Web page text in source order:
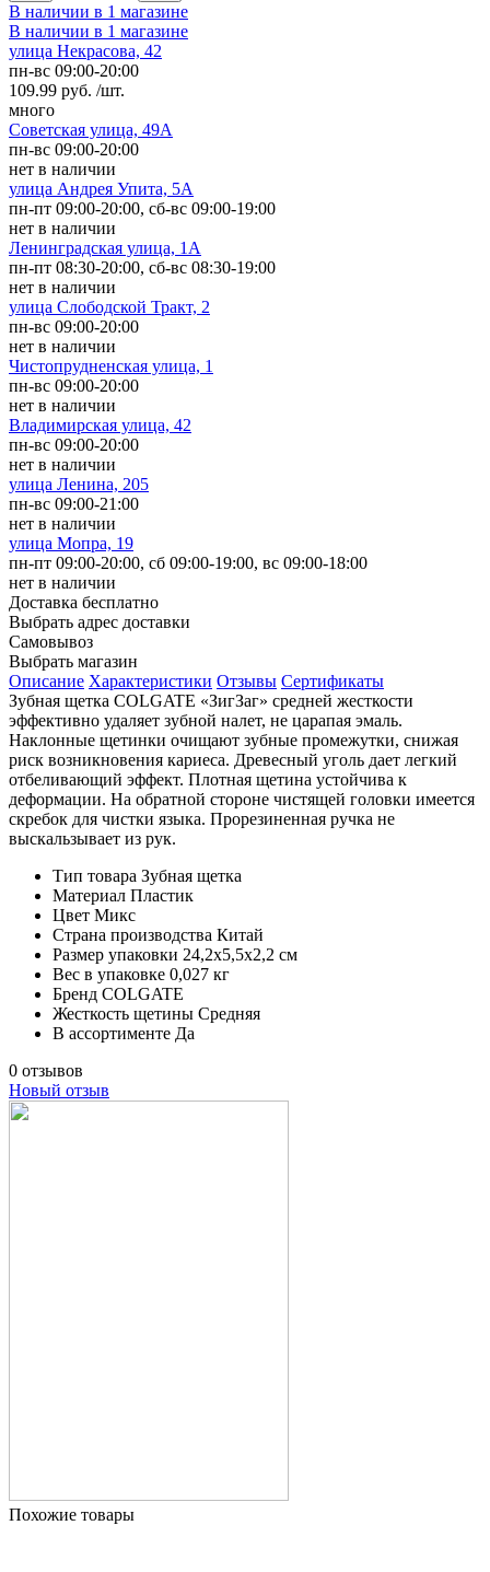
В наличии в 1 магазине
В наличии в 1 магазине
улица Некрасова, 42
пн-вс 09:00-20:00
109.99 руб. /шт.
много
Советская улица, 49А
пн-вс 09:00-20:00
нет в наличии
улица Андрея Упита, 5А
пн-пт 09:00-20:00, сб-вс 09:00-19:00
нет в наличии
Ленинградская улица, 1А
пн-пт 08:30-20:00, сб-вс 08:30-19:00
нет в наличии
улица Слободской Тракт, 2
пн-вс 09:00-20:00
нет в наличии
Чистопрудненская улица, 1
пн-вс 09:00-20:00
нет в наличии
Владимирская улица, 42
пн-вс 09:00-20:00
нет в наличии
улица Ленина, 205
пн-вс 09:00-21:00
нет в наличии
улица Мопра, 19
пн-пт 09:00-20:00, сб 09:00-19:00, вс 09:00-18:00
нет в наличии
Доставка бесплатно
Выбрать адрес доставки
Самовывоз
Выбрать магазин
Описание Характеристики Отзывы Сертификаты
Зубная щетка COLGATE «ЗигЗаг» средней жесткости
эффективно удаляет зубной налет, не царапая эмаль.
Наклонные щетинки очищают зубные промежутки, снижая
риск возникновения кариеса. Древесный уголь дает легкий
отбеливающий эффект. Плотная щетина устойчива к
деформации. На обратной стороне чистящей головки имеется
скребок для чистки языка. Прорезиненная ручка не
выскальзывает из рук.
Тип товара Зубная щетка
Материал Пластик
Цвет Микс
Страна производства Китай
Размер упаковки 24,2х5,5х2,2 см
Вес в упаковке 0,027 кг
Бренд COLGATE
Жесткость щетины Средняя
В ассортименте Да
0 отзывов
Новый отзыв
Похожие товары